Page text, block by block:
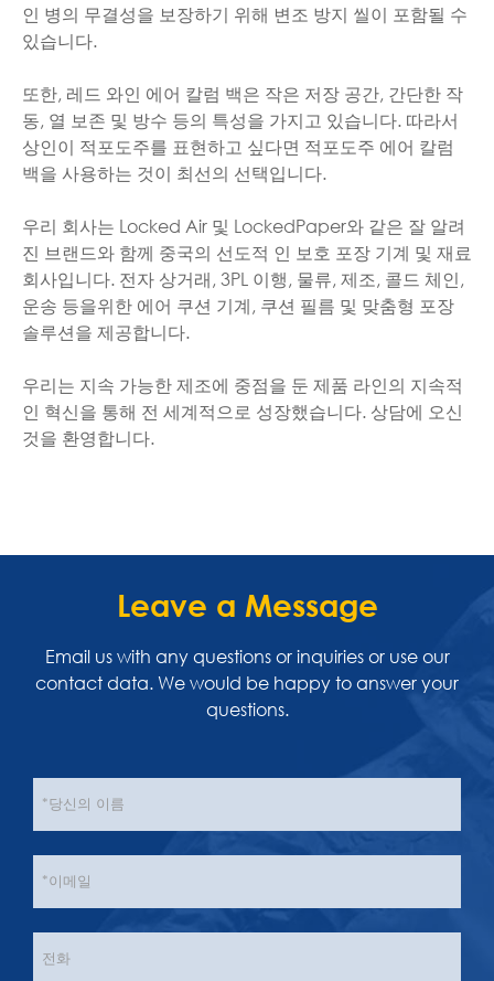
인 병의 무결성을 보장하기 위해 변조 방지 씰이 포함될 수
있습니다.
또한, 레드 와인 에어 칼럼 백은 작은 저장 공간, 간단한 작
동, 열 보존 및 방수 등의 특성을 가지고 있습니다. 따라서
상인이 적포도주를 표현하고 싶다면 적포도주 에어 칼럼
백을 사용하는 것이 최선의 선택입니다.
우리 회사는 Locked Air 및 LockedPaper와 같은 잘 알려
진 브랜드와 함께 중국의 선도적 인 보호 포장 기계 및 재료
회사입니다. 전자 상거래, 3PL 이행, 물류, 제조, 콜드 체인,
운송 등을위한 에어 쿠션 기계, 쿠션 필름 및 맞춤형 포장
솔루션을 제공합니다.
우리는 지속 가능한 제조에 중점을 둔 제품 라인의 지속적
인 혁신을 통해 전 세계적으로 성장했습니다. 상담에 오신
것을 환영합니다.
Leave a Message
Email us with any questions or inquiries or use our
contact data. We would be happy to answer your
questions.